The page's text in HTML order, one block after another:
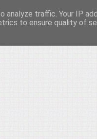
του μορφή και έκταση...
traffic. Your IP
to ensure quality of